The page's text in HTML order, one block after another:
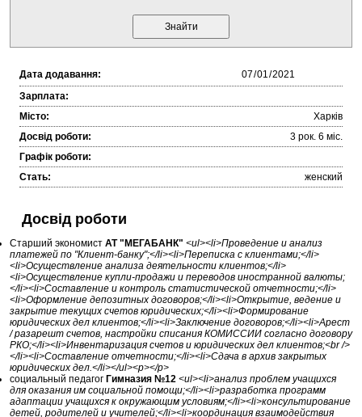
Дата додавання:
Зарплата:
Місто:
Харків
Досвід роботи:
3 рок. 6 міc.
Графік роботи:
Стать:
женский
Досвід роботи
Cтарший экономист АТ "МЕГАБАНК" <ul><li>Проведение и анализ
платежей по "Клиент-банку";</li><li>Переписка с клиентами;</li>
<li>Осуществление анализа деятельности клиентов;</li>
<li>Осуществление купли-продажи и переводов иностранной валюты;
</li><li>Составление и контроль статистической отчетности;</li>
<li>Оформление депозитных договоров;</li><li>Открытие, ведение и
закрытие текущих счетов юридических;</li><li>Формирование
юридических дел клиентов;</li><li>Заключение договоров;</li><li>Арест
/ разарешт счетов, настройки списания КОМИССИИ согласно договору
РКО;</li><li>Инвентаризация счетов и юридических дел клиентов;<br />
</li><li>Составление отчетности;</li><li>Сдача в архив закрытых
юридических дел.</li></ul><p></p>
социальный педагог Гимназия №12 <ul><li>анализ проблем учащихся
для оказания им социальной помощи;</li><li>разработка программ
адаптации учащихся к окружающим условиям;</li><li>консультирование
детей, родителей и учителей;</li><li>координация взаимодействия